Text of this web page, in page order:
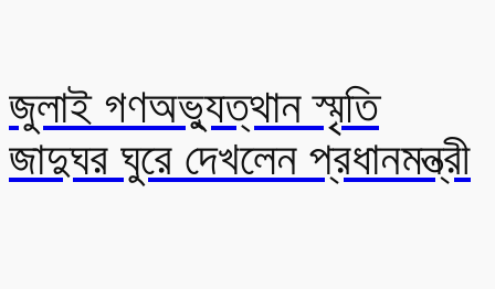
জুলাই গণঅভ্যুত্থান স্মৃতি
জাদুঘর ঘুরে দেখলেন প্রধানমন্ত্রী